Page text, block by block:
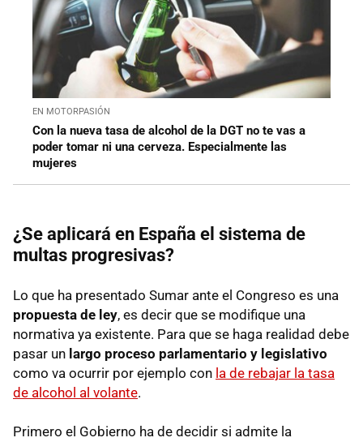
EN MOTORPASIÓN
Con la nueva tasa de alcohol de la DGT no te vas a
poder tomar ni una cerveza. Especialmente las
mujeres
¿Se aplicará en España el sistema de
multas progresivas?
Lo que ha presentado Sumar ante el Congreso es una
propuesta de ley, es decir que se modifique una
normativa ya existente. Para que se haga realidad debe
pasar un largo proceso parlamentario y legislativo
como va ocurrir por ejemplo con la de rebajar la tasa
de alcohol al volante.
Primero el Gobierno ha de decidir si admite la